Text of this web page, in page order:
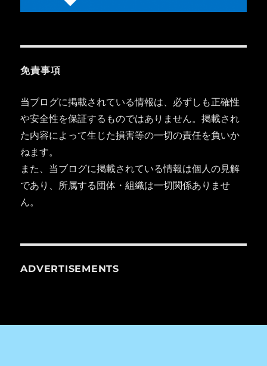
免責事項
当ブログに掲載されている情報は、必ずしも正確性
や安全性を保証するものではありません。掲載され
た内容によって生じた損害等の一切の責任を負いか
ねます。
また、当ブログに掲載されている情報は個人の見解
であり、所属する団体・組織は一切関係ありませ
ん。
ADVERTISEMENTS